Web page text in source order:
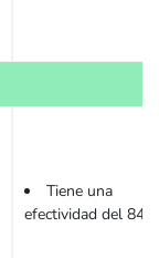
Tiene una
efectividad del